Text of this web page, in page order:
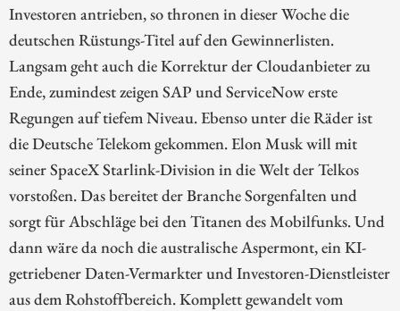
Investoren antrieben, so thronen in dieser Woche die
deutschen Rüstungs-Titel auf den Gewinnerlisten.
Langsam geht auch die Korrektur der Cloudanbieter zu
Ende, zumindest zeigen SAP und ServiceNow erste
Regungen auf tiefem Niveau. Ebenso unter die Räder ist
die Deutsche Telekom gekommen. Elon Musk will mit
seiner SpaceX Starlink-Division in die Welt der Telkos
vorstoßen. Das bereitet der Branche Sorgenfalten und
sorgt für Abschläge bei den Titanen des Mobilfunks. Und
dann wäre da noch die australische Aspermont, ein KI-
getriebener Daten-Vermarkter und Investoren-Dienstleister
aus dem Rohstoffbereich. Komplett gewandelt vom